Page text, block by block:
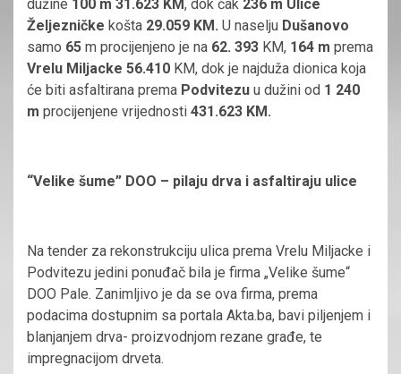
dužine 100 m 31.623 KM, dok čak 236 m Ulice
Željezničke košta 29.059 KM. U naselju Dušanovo
samo 65 m procijenjeno je na 62. 393 KM, 164 m prema
Vrelu Miljacke 56.410 KM, dok je najduža dionica koja
će biti asfaltirana prema Podvitezu u dužini od 1 240
m procijenjene vrijednosti 431.623 KM.
“Velike šume” DOO – pilaju drva i asfaltiraju ulice
Na tender za rekonstrukciju ulica prema Vrelu Miljacke i
Podvitezu jedini ponuđač bila je firma „Velike šume“
DOO Pale. Zanimljivo je da se ova firma, prema
podacima dostupnim sa portala Akta.ba, bavi piljenjem i
blanjanjem drva- proizvodnjom rezane građe, te
impregnacijom drveta.